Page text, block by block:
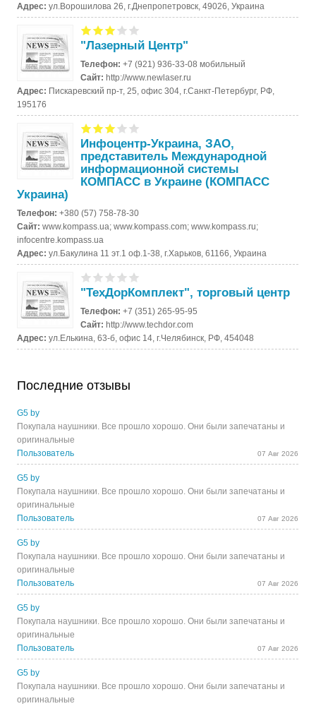
Адрес:ул.Ворошилова 26, г.Днепропетровск, 49026, Украина
"Лазерный Центр"
Телефон:+7 (921) 936-33-08 мобильный
Сайт:http://www.newlaser.ru
Адрес: Пискаревский пр-т, 25, офис 304, г.Санкт-Петербург, РФ,
195176
Инфоцентр-Украина, ЗАО,
представитель Международной
информационной системы
КОМПАСС в Украине (КОМПАСС
Украина)
Телефон:+380 (57) 758-78-30
Сайт:www.kompass.ua; www.kompass.com; www.kompass.ru;
infocentre.kompass.ua
Адрес:ул.Бакулина 11 эт.1 оф.1-38, г.Харьков, 61166, Украина
"ТехДорКомплект", торговый центр
Телефон:+7 (351) 265-95-95
Сайт:http://www.techdor.com
Адрес:ул.Елькина, 63-б, офис 14, г.Челябинск, РФ, 454048
Последние отзывы
G5 by
Покупала наушники. Все прошло хорошо. Они были запечатаны и
оригинальные
Пользователь
07 Авг 2026
G5 by
Покупала наушники. Все прошло хорошо. Они были запечатаны и
оригинальные
Пользователь
07 Авг 2026
G5 by
Покупала наушники. Все прошло хорошо. Они были запечатаны и
оригинальные
Пользователь
07 Авг 2026
G5 by
Покупала наушники. Все прошло хорошо. Они были запечатаны и
оригинальные
Пользователь
07 Авг 2026
G5 by
Покупала наушники. Все прошло хорошо. Они были запечатаны и
оригинальные